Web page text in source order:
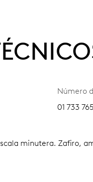
Número
01 733
minutera. Zafiro,